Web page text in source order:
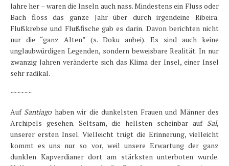
Jahre her – waren die Inseln auch nass. Mindestens ein Fluss oder
Bach floss das ganze Jahr über durch irgendeine Ribeira.
Flußkrebse und Flußfische gab es darin. Davon berichten nicht
nur die “ganz Alten” (s. Doku anbei). Es sind auch keine
unglaubwürdigen Legenden, sondern beweisbare Realität. In nur
zwanzig Jahren veränderte sich das Klima der Insel, einer Insel
sehr radikal.
~~~~~~
Auf Santiagohaben wir die dunkelsten Frauen und Männer des
Archipels gesehen. Seltsam, die hellsten scheinbar auf Sal,
unserer ersten Insel. Vielleicht trügt die Erinnerung, vielleicht
kommt es uns nur so vor, weil unsere Erwartung der ganz
dunklen Kapverdianer dort am stärksten unterboten wurde.